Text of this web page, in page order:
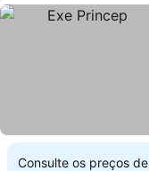
Consulte os preços de